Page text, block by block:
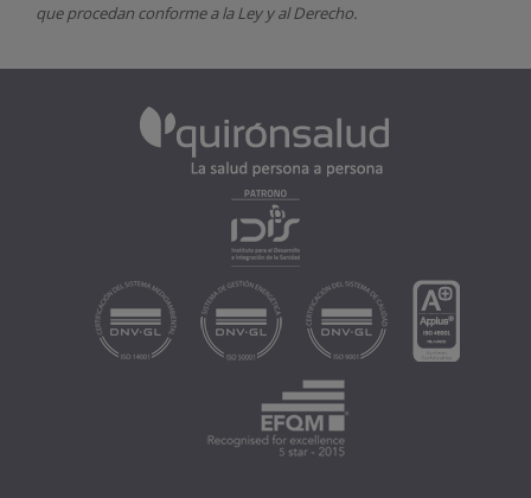
que procedan conforme a la Ley y al Derecho.